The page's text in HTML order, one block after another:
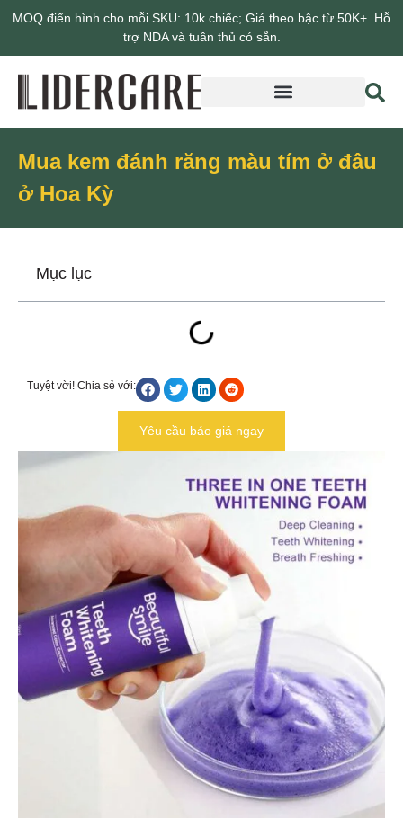
MOQ điển hình cho mỗi SKU: 10k chiếc; Giá theo bậc từ 50K+. Hỗ
trợ NDA và tuân thủ có sẵn.
Mua kem đánh răng màu tím ở đâu
ở Hoa Kỳ
Mục lục
Tuyệt vời! Chia sẻ với:
Yêu cầu báo giá ngay